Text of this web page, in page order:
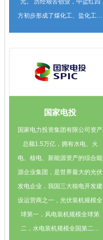
元。 历经艰苦创业，中盐红四
方初步形成了煤化工、盐化工、
30万吨合成气制乙二醇、30万
吨烧碱、28万吨液氯、26万吨
盐酸、16万吨磷铵、10万吨焦
亚硫酸钠、10万吨保险粉、13
万吨聚氯乙烯糊树脂、22万吨次
氯酸钠、16万吨双氧水、10万
吨碳酸二甲酯、10万吨甲醇、5
万吨邻（对）氯甲苯、3.1万吨
吡咯烷酮系列产品、2.4万吨氯
化苄、1万吨邻（对）氯氯苄及
国家电投
国家电力投资集团有限公司资产
总额1.5万亿，拥有水电、火
电、核电、新能源资产的综合能
源企业集团，是世界最大的光伏
发电企业，我国三大核电开发建
设运营商之一，光伏装机规模全
球第一，风电装机规模全球第
二，水电装机规模全国第二。